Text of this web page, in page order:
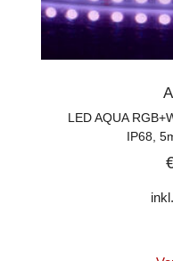
LED AQUA
IP68,